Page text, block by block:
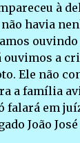
à
havia
ouvimos a
Ele não
a família
falará em
João